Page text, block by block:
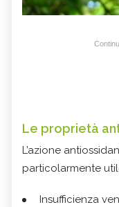
Le proprietà
L’azione
particolarmente
Insufficienza